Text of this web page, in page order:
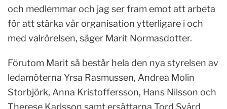
och medlemmar och jag ser fram emot att arbeta
för att stärka vår organisation ytterligare i och
med valrörelsen, säger Marit Normasdotter.
Förutom Marit så består hela den nya styrelsen av
ledamöterna Yrsa Rasmussen, Andrea Molin
Storbjörk, Anna Kristoffersson, Hans Nilsson och
Therese Karlsson samt ersättarna Tord Svärd,